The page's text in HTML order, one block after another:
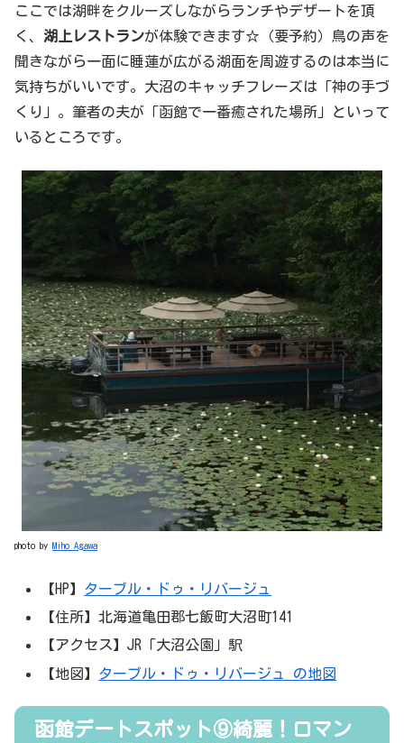
ここでは湖畔をクルーズしながらランチやデザートを頂
く、 湖上レストランが体験できます☆（要予約）鳥の声を
聞きながら一面に睡蓮が広がる湖面を周遊するのは本当に
気持ちがいいです。大沼のキャッチフレーズは「神の手づ
くり」。筆者の夫が「函館で一番癒された場所」といって
いるところです。
photo by Miho Agawa
【HP】 ターブル・ドゥ・リバージュ
【住所】北海道亀田郡七飯町大沼町141
【アクセス】JR「大沼公園」駅
【地図】 ターブル・ドゥ・リバージュ の地図
函館デートスポット⑨綺麗！ロマン